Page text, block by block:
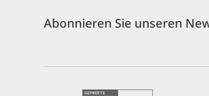
Abonnieren Sie unseren